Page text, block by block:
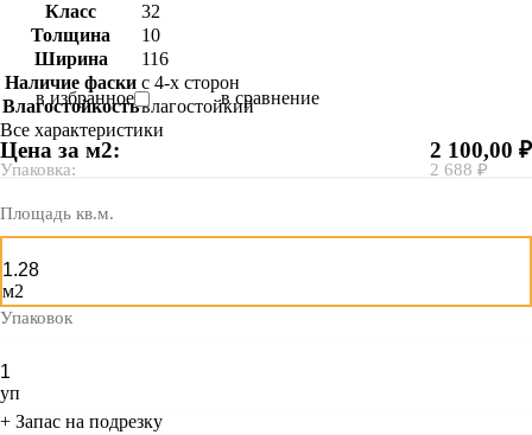
Класс
32
Толщина
10
Ширина
116
Наличие фаски с 4-х сторон
Влагостойкостьвлагостойкий
Все характеристики
в избранное в сравнение
Цена за м2:
Упаковка:
2 100,00 ₽
2 688 ₽
Площадь кв.м.
м2
Упаковок
уп
+ Запас на подрезку